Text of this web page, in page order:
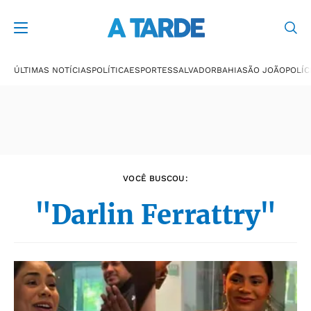
ÚLTIMAS NOTÍCIASPOLÍTICAESPORTESSALVADORBAHIASÃO JOÃO
VOCÊ BUSCOU:
"Darlin Ferrattry"